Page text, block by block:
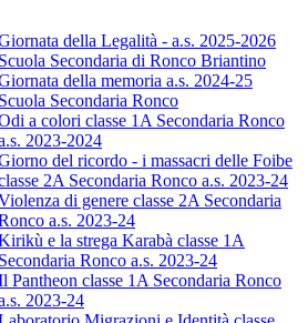
della Legalità - a.s. 2025-2026
Scuola Secondaria di Ronco Briantino
della memoria a.s. 2024-25
Scuola Secondaria Ronco
a colori classe 1A Secondaria Ronco
2023-2024
del ricordo - i massacri delle Foibe
2A Secondaria Ronco a.s. 2023-24
di genere classe 2A Secondaria
a.s. 2023-24
e la strega Karabà classe 1A
Secondaria Ronco a.s. 2023-24
Pantheon classe 1A Secondaria Ronco
2023-24